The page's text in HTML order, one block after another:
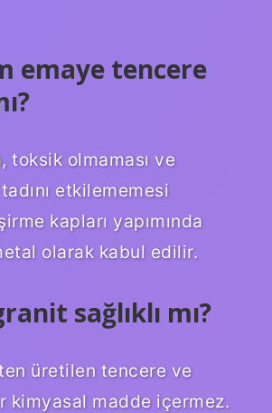
emaye tencere
toksik olmaması ve
etkilememesi
kapları yapımında
olarak kabul edilir.
sağlıklı mı?
üretilen tencere ve
kimyasal madde içermez.